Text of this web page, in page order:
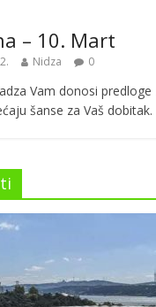
– 10. Mart
Nidza 0
Vam donosi
šanse za Vaš dobitak.